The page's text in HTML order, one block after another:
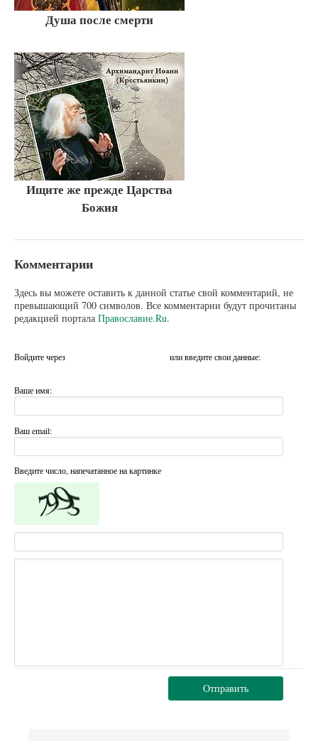
Душа после смерти
Ищите же прежде Царства
Божия
Комментарии
Здесь вы можете оставить к данной статье свой комментарий, не
превышающий 700 символов. Все комментарии будут прочитаны
редакцией портала Православие.Ru.
Войдите через или введите свои данные:
Ваше имя:
Ваш email:
Введите число, напечатанное на картинке
Отправить